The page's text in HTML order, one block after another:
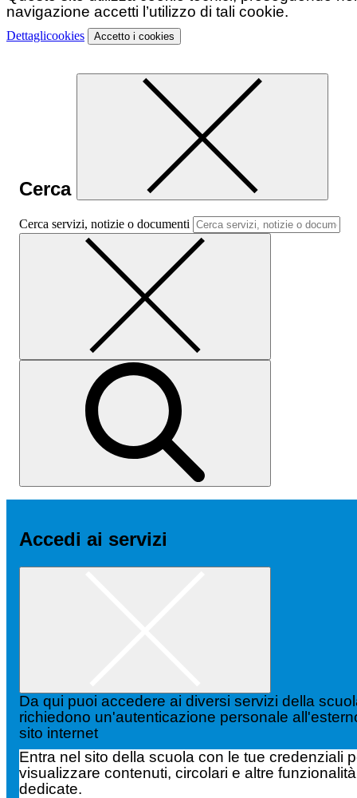
navigazione accetti l’utilizzo di tali cookie.
Dettaglicookies Accetto i cookies
Cerca
Cerca servizi, notizie o documenti
Accedi ai servizi
Da qui puoi accedere ai diversi servizi della
richiedono un'autenticazione personale
sito internet
Entra nel sito della scuola con le tue credenziali
visualizzare contenuti, circolari e altre
dedicate.